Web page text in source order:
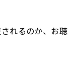
れるのか、お聴